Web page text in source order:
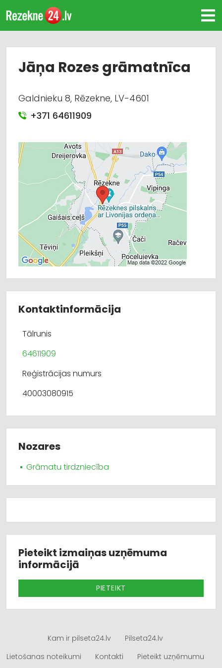
Jāņa Rozes grāmatnīca
Galdnieku 8, Rēzekne, LV-4601
+371 64611909
Kontaktinformācija
Tālrunis
64611909
Reģistrācijas numurs
40003080915
Nozares
Grāmatu tirdzniecība
Pieteikt izmaiņas uzņēmuma
informācijā
PIETEIKT
Kam ir pilseta24.lv
Pilseta24.lv
Lietošanas noteikumi
Kontakti Pieteikt uzņēmumu